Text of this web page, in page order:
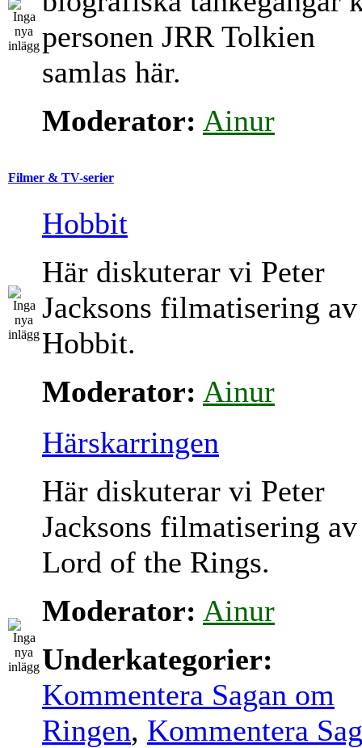
personen JRR Tolkien
samlas här.
Moderator: Ainur
Filmer & TV-serier
Hobbit
Här diskuterar vi Peter
Jacksons filmatisering
Hobbit.
Moderator: Ainur
Härskarringen
Här diskuterar vi Peter
Jacksons filmatisering
Lord of the Rings.
Moderator: Ainur
Underkategorier:
Kommentera Sagan om
Ringen, Kommentera